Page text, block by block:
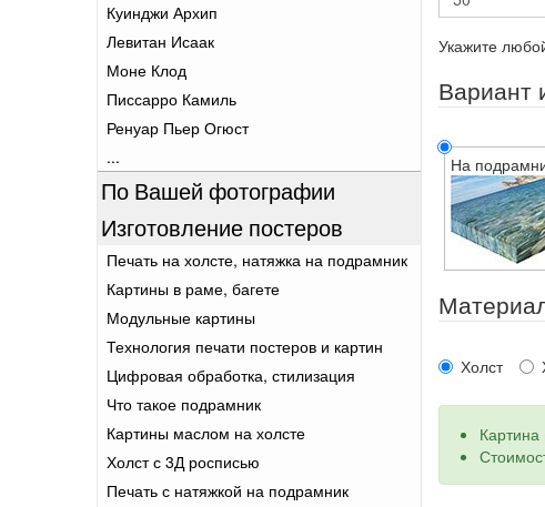
Куинджи Архип
Левитан Исаак
Моне Клод
Писсарро Камиль
Ренуар Пьер Огюст
...
По Вашей фотографии
Изготовление постеров
Печать на холсте, натяжка на подрамник
Картины в раме, багете
Модульные картины
Технология печати постеров и картин
Цифровая обработка, стилизация
Что такое подрамник
Картины маслом на холсте
Холст с 3Д росписью
Печать с натяжкой на подрамник
Укажите
Вариант
На
Холст